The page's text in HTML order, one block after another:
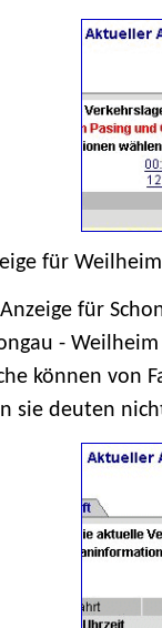
für
für
-
können von
sie deuten